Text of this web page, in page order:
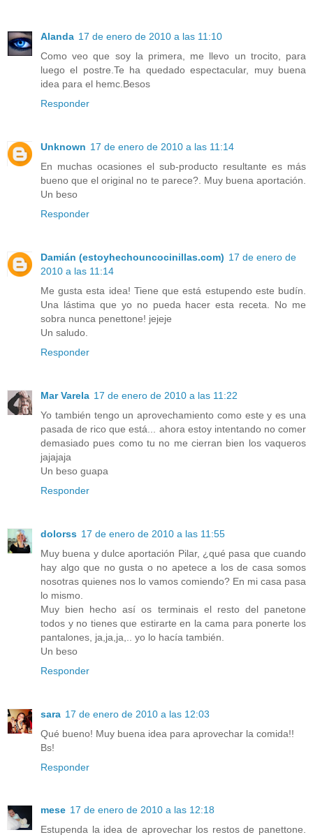
Alanda 17 de enero de 2010 a las 11:10
Como veo que soy la primera, me llevo un trocito, para
luego el postre.Te ha quedado espectacular, muy buena
idea para el hemc.Besos
Responder
Unknown 17 de enero de 2010 a las 11:14
En muchas ocasiones el sub-producto resultante es más
bueno que el original no te parece?. Muy buena aportación.
Un beso
Responder
Damián (estoyhechouncocinillas.com) 17 de enero de
2010 a las 11:14
Me gusta esta idea! Tiene que está estupendo este budín.
Una lástima que yo no pueda hacer esta receta. No me
sobra nunca penettone! jejeje
Un saludo.
Responder
Mar Varela 17 de enero de 2010 a las 11:22
Yo también tengo un aprovechamiento como este y es una
pasada de rico que está... ahora estoy intentando no comer
demasiado pues como tu no me cierran bien los vaqueros
jajajaja
Un beso guapa
Responder
dolorss 17 de enero de 2010 a las 11:55
Muy buena y dulce aportación Pilar, ¿qué pasa que cuando
hay algo que no gusta o no apetece a los de casa somos
nosotras quienes nos lo vamos comiendo? En mi casa pasa
lo mismo.
Muy bien hecho así os terminais el resto del panetone
todos y no tienes que estirarte en la cama para ponerte los
pantalones, ja,ja,ja,.. yo lo hacía también.
Un beso
Responder
sara 17 de enero de 2010 a las 12:03
Qué bueno! Muy buena idea para aprovechar la comida!!
Bs!
Responder
mese 17 de enero de 2010 a las 12:18
Estupenda la idea de aprovechar los restos de panettone.